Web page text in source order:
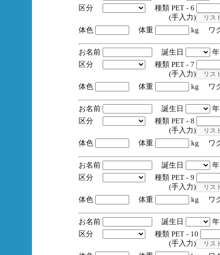
区分
種類 PET - 6
(手入力)
体色
体重 kg ワ
お名前 誕生日
区分
種類 PET - 7
(手入力)
体色
体重 kg ワ
お名前 誕生日
区分
種類 PET - 8
(手入力)
体色
体重 kg ワ
お名前 誕生日
区分
種類 PET - 9
(手入力)
体色
体重 kg ワ
お名前 誕生日
区分
種類 PET - 10
(手入力)